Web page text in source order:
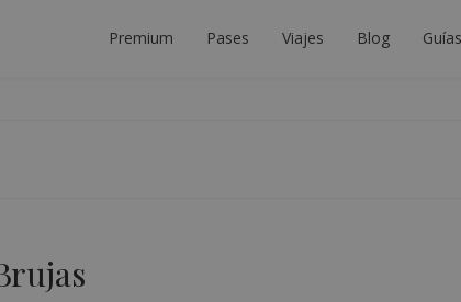
Premium Pases Viajes Blog
DE INTERRAIL